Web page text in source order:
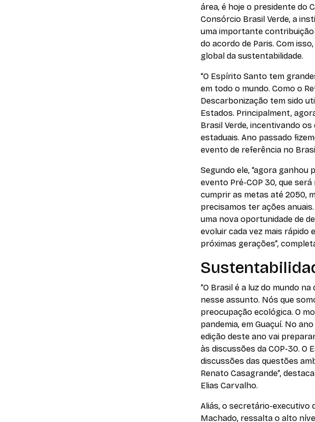
área, é hoje o presidente do
Consórcio Brasil Verde, a
uma importante
do acordo de Paris. Com
global da sustentabilidade.
“O Espírito Santo tem
em todo o mundo. Como o
Descarbonização tem sido
Estados. Principalment,
Brasil Verde, incentivando
estaduais. Ano passado
evento de referência no
Segundo ele, “agora
evento Pré-COP 30, que
cumprir as metas até 2050,
precisamos ter ações
uma nova oportunidade de
evoluir cada vez mais
próximas gerações”,
“O Brasil é a luz do mundo
nesse assunto. Nós que
preocupação ecológica. O
pandemia, em Guaçuí. No
edição deste ano vai
às discussões da COP-30.
discussões das questões
Renato Casagrande”,
Elias Carvalho.
Aliás, o secretário-executivo
Machado, ressalta o alto